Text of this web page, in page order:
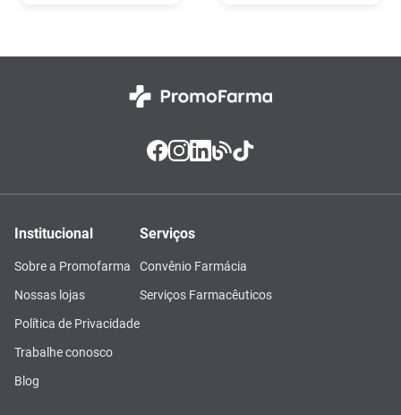
Institucional
Sobre a Promofarma
Nossas lojas
Política de Privacidade
Trabalhe conosco
Blog
Serviços
Convênio Farmácia
Serviços Farmacêuticos